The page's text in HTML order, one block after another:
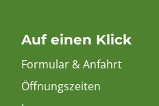
Auf einen Klick
Formular & Anfahrt
Öffnungszeiten